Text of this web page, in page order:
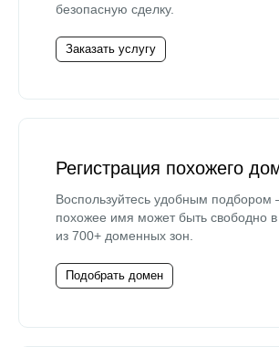
безопасную сделку.
Заказать услугу
Регистрация похожего
Воспользуйтесь удобным
похожее имя может быть свободно
из 700+ доменных зон.
Подобрать домен